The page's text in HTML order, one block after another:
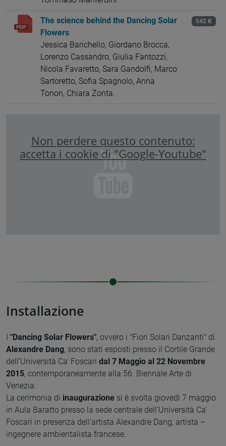
The science behind the Dancing Solar
Flowers
Jessica Barichello, Giordano Brocca,
Lorenzo Cassandro, Giulia Fantozzi,
Nicola Favaretto, Sara Gandolfi, Marco
Sartoretto, Sofia Spagnolo, Anna
Tonon, Chiara Zonta.
542 K
Non perdere questo contenuto:
accetta i cookie di "Google-Youtube"
Installazione
I "Dancing Solar Flowers", ovvero i "Fiori Solari Danzanti" di
Alexandre Dang, sono stati esposti presso il Cortile Grande
dell'Università Ca' Foscari dal 7 Maggio al 22 Novembre
2015, contemporaneamente alla 56. Biennale Arte di
Venezia.
La cerimonia di inaugurazione si è svolta giovedì 7 maggio
in Aula Baratto presso la sede centrale dell'Università Ca'
Foscari in presenza dell'artista Alexandre Dang, artista –
ingegnere ambientalista francese.